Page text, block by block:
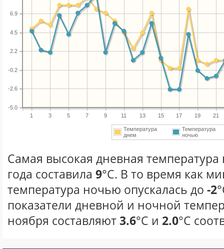
1 3 5 7 9 11 13 15 17 19 21
-5.0
-2.6
-0.2
2.2
4.5
6.9
Температура
днем
Температура
ночью
Самая высокая дневная температура
года составила 9°С. В то время как
температура ночью опускалась до -2
показатели дневной и ночной
ноября составляют3.6°С и 2.0°С